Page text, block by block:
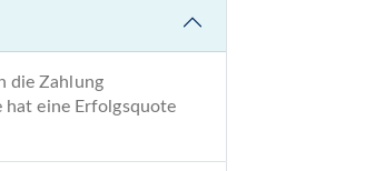
die Zahlung
hat eine Erfolgsquote